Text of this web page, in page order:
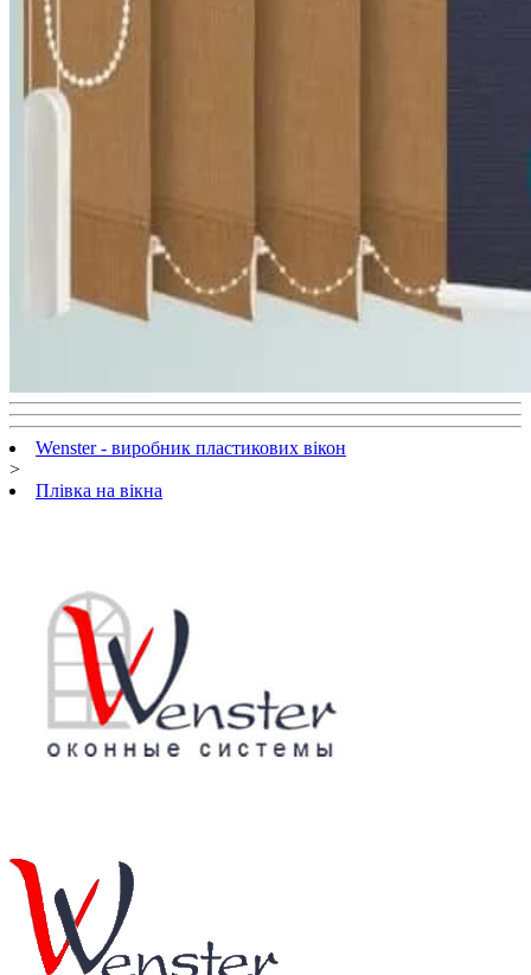
Wenster - виробник пластикових вікон
>
Плівка на вікна